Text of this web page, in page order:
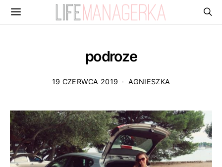
podroze
19 CZERWCA 2019 AGNIESZKA